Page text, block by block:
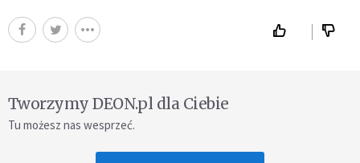
Tworzymy DEON.pl dla Ciebie
Tu możesz nas wesprzeć.